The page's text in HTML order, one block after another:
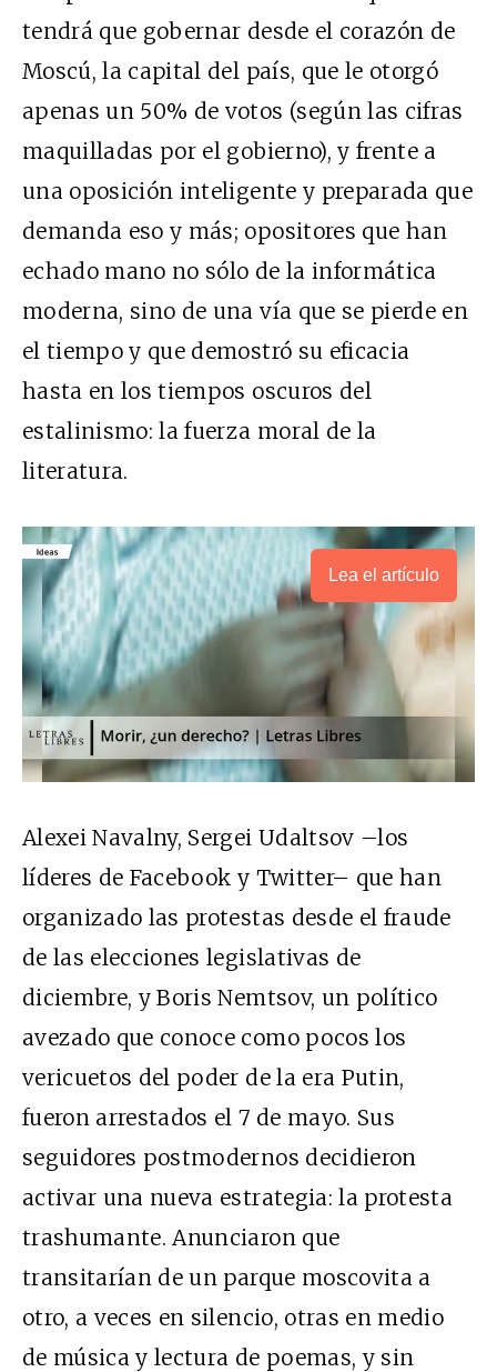
tendrá que gobernar desde el corazón de
Moscú, la capital del país, que le otorgó
apenas un 50% de votos (según las cifras
maquilladas por el gobierno), y frente a
una oposición inteligente y preparada que
demanda eso y más; opositores que han
echado mano no sólo de la informática
moderna, sino de una vía que se pierde en
el tiempo y que demostró su eficacia
hasta en los tiempos oscuros del
estalinismo: la fuerza moral de la
literatura.
Lea el artículo
Alexei Navalny, Sergei Udaltsov –los
líderes de Facebook y Twitter– que han
organizado las protestas desde el fraude
de las elecciones legislativas de
diciembre, y Boris Nemtsov, un político
avezado que conoce como pocos los
vericuetos del poder de la era Putin,
fueron arrestados el 7 de mayo. Sus
seguidores postmodernos decidieron
activar una nueva estrategia: la protesta
trashumante. Anunciaron que
transitarían de un parque moscovita a
otro, a veces en silencio, otras en medio
de música y lectura de poemas, y sin